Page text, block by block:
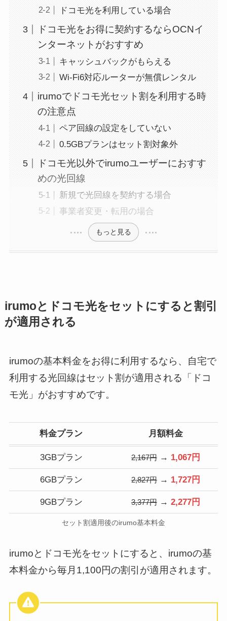
ドコモ光を利用している場合
ドコモ光をお得に契約するならOCNイ
ンターネットがおすすめ
キャッシュバックがもらえる
Wi-Fi6対応ルーターが無償レンタル
irumoでドコモ光セット割を利用する時
の注意点
ペア回線の設定をしていない
0.5GBプランはセット割対象外
ドコモ光以外でirumoユーザーにおすす
めの光回線
新規で光回線を契約する場合
事業者変更・転用の場合
もっと見る
irumoとドコモ光をセットにすると割引
が適用される
irumoの基本料金をお得に利用するなら、自宅で
利用する光回線はセット割が適用される「ドコ
モ光」がおすすめです。
料金プラン 月額料金
3GBプラン 2,167円→ 1,067円
6GBプラン 2,827円→ 1,727円
9GBプラン 3,377円→ 2,277円
セット割適用後のirumo基本料金
irumoとドコモ光をセットにすると、irumoの基
本料金から毎月1,100円の割引が適用されます。